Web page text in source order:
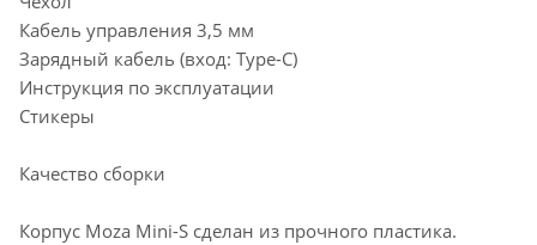
Кабель управления 3,5 мм
Зарядный кабель (вход: Type-C)
Инструкция по эксплуатации
Стикеры
Качество сборки
Корпус Moza Mini-S сделан из прочного пластика.